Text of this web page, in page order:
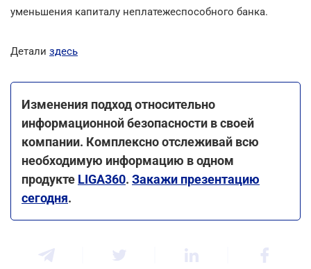
уменьшения капиталу неплатежеспособного банка.
Детали здесь
Изменения подход относительно
информационной безопасности в своей
компании. Комплексно отслеживай всю
необходимую информацию в одном
продукте LIGA360. Закажи презентацию
сегодня.